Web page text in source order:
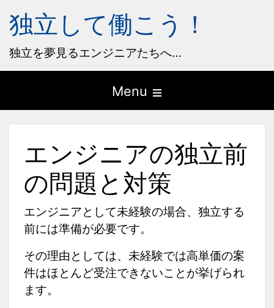
独立して働こう！
独立を夢見るエンジニアたちへ…
Menu
the
menu
エンジニアの独立前
の問題と対策
エンジニアとして未経験の場合、独立する
前には準備が必要です。
その理由としては、未経験では高単価の案
件はほとんど受注できないことが挙げられ
ます。